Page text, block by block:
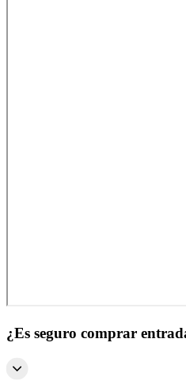
¿Es seguro comprar